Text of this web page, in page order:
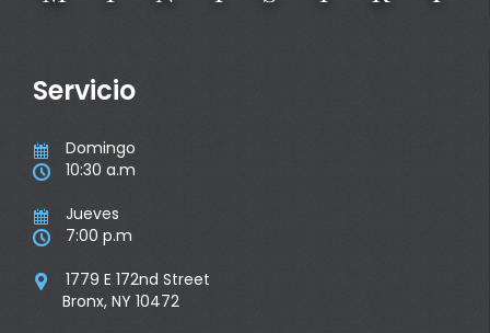
Servicio
 Domingo
 10:30 a.m
 Jueves
 7:00 p.m

1779 E 172nd Street
Bronx, NY 10472